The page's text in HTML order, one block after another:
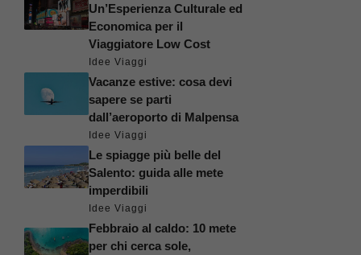
Un’Esperienza Culturale ed
Economica per il
Viaggiatore Low Cost
Idee Viaggi
Vacanze estive: cosa devi
sapere se parti
dall’aeroporto di Malpensa
Idee Viaggi
Le spiagge più belle del
Salento: guida alle mete
imperdibili
Idee Viaggi
Febbraio al caldo: 10 mete
per chi cerca sole,